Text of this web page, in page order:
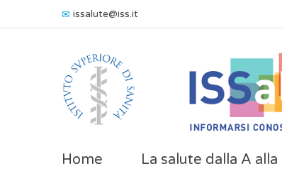
issalute@iss.it
Home La salute dalla A alla